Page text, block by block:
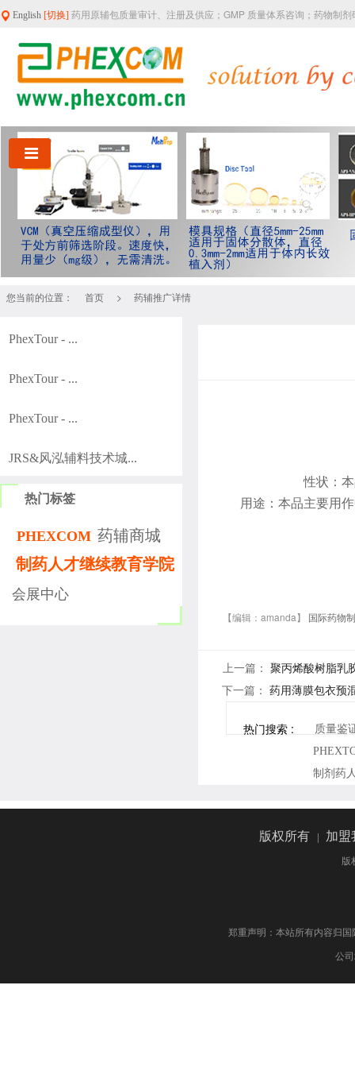
English [切换] 药用原辅包质量审计、注册及供应；GMP 质量体系咨询；药物制
您当前的位置： 首页 > 药辅推广详情
PhexTour - ...
PhexTour - ...
PhexTour - ...
JRS&风泓辅料技术城...
热门标签
PHEXCOM 药辅商城
制药人才继续教育学院
会展中心
性状：
用途： 本品主要用
【编辑：amanda】 国际药物
上一篇： 聚丙烯酸树脂乳
下一篇： 药用薄膜包衣预
热门搜索 :
质量鉴
制剂药
版权所有 | 加
版
郑重声明：本站所有内容归
公